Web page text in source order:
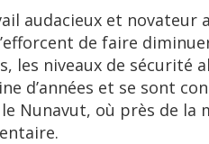
audacieux et novateur
de faire
les niveaux de sécurité
d’années et se sont
Nunavut, où près de la